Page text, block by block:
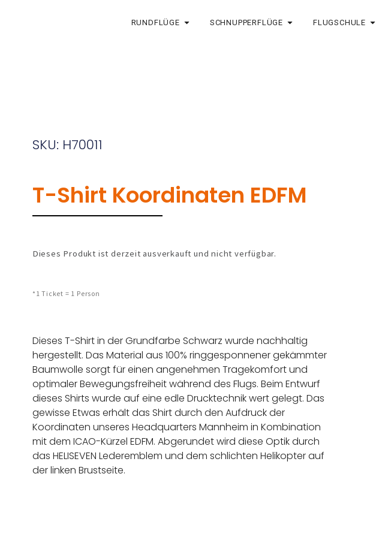
RUNDFLÜGE SCHNUPPERFLÜGE FLUGSCHULE
SKU: H70011
T-Shirt Koordinaten EDFM
Dieses Produkt ist derzeit ausverkauft und nicht verfügbar.
*1 Ticket = 1 Person
Dieses T-Shirt in der Grundfarbe Schwarz wurde nachhaltig
hergestellt. Das Material aus 100% ringgesponnener gekämmter
Baumwolle sorgt für einen angenehmen Tragekomfort und
optimaler Bewegungsfreiheit während des Flugs. Beim Entwurf
dieses Shirts wurde auf eine edle Drucktechnik wert gelegt. Das
gewisse Etwas erhält das Shirt durch den Aufdruck der
Koordinaten unseres Headquarters Mannheim in Kombination
mit dem ICAO-Kürzel EDFM. Abgerundet wird diese Optik durch
das HELISEVEN Lederemblem und dem schlichten Helikopter auf
der linken Brustseite.